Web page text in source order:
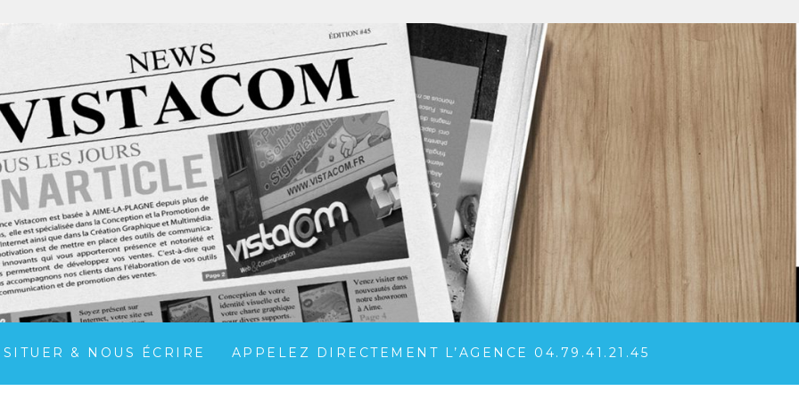
SITUER & NOUS ÉCRIRE APPELEZ DIRECTEMENT L’AGENCE 04.79.41.21.45